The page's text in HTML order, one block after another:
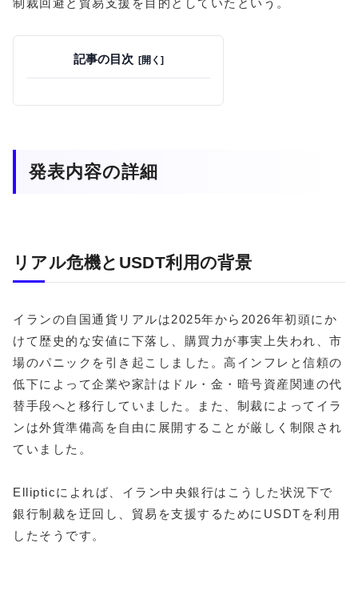
制裁回避と貿易支援を目的としていたという。
記事の目次
発表内容の詳細
リアル危機とUSDT利用の背景
イランの自国通貨リアルは2025年から2026年初頭にか
けて歴史的な安値に下落し、購買力が事実上失われ、市
場のパニックを引き起こしました。高インフレと信頼の
低下によって企業や家計はドル・金・暗号資産関連の代
替手段へと移行していました。また、制裁によってイラ
ンは外貨準備高を自由に展開することが厳しく制限され
ていました。
Ellipticによれば、イラン中央銀行はこうした状況下で
銀行制裁を迂回し、貿易を支援するためにUSDTを利用
したそうです。